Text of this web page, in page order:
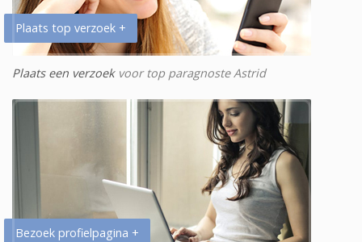
Plaats top verzoek +
Plaats een verzoekvoor top paragnoste Astrid
Bezoek profielpagina +